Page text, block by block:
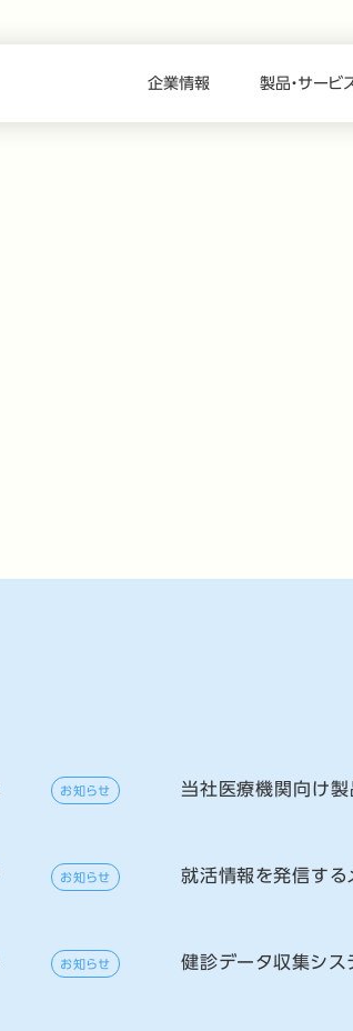
企業情報 製品・サービ
お知らせ 当社医療機関向け製
お知らせ 就活情報を発信する
お知らせ 健診データ収集シ